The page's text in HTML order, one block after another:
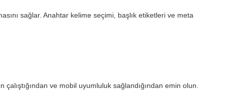
sağlar. Anahtar kelime seçimi, başlık etiketleri ve meta
ve mobil uyumluluk sağlandığından emin olun.